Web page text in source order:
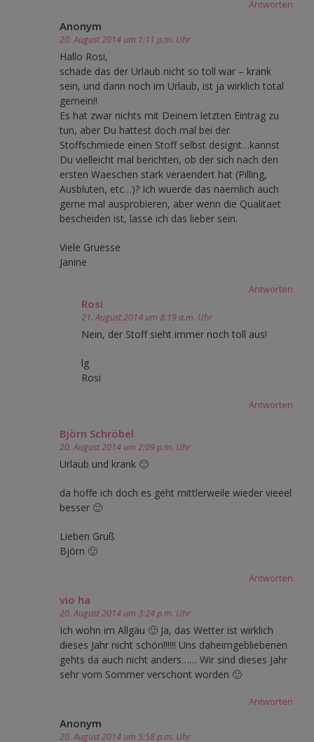
Antworten
Anonym
20. August 2014 um 1:11 p.m. Uhr
Hallo Rosi,
schade das der Urlaub nicht so toll war – krank
sein, und dann noch im Urlaub, ist ja wirklich total
gemein!!
Es hat zwar nichts mit Deinem letzten Eintrag zu
tun, aber Du hattest doch mal bei der
Stoffschmiede einen Stoff selbst designt…kannst
Du vielleicht mal berichten, ob der sich nach den
ersten Waeschen stark veraendert hat (Pilling,
Ausbluten, etc…)? Ich wuerde das naemlich auch
gerne mal ausprobieren, aber wenn die Qualitaet
bescheiden ist, lasse ich das lieber sein.
Viele Gruesse
Janine
Antworten
Rosi
21. August 2014 um 8:19 a.m. Uhr
Nein, der Stoff sieht immer noch toll aus!
lg
Rosi
Antworten
Björn Schröbel
20. August 2014 um 2:09 p.m. Uhr
Urlaub und krank 🙁
da hoffe ich doch es geht mittlerweile wieder vieeel
besser 🙂
Lieben Gruß
Björn 🙂
Antworten
vio ha
20. August 2014 um 3:24 p.m. Uhr
Ich wohn im Allgäu 🙂 Ja, das Wetter ist wirklich
dieses Jahr nicht schön!!!!!! Uns daheimgebliebenen
gehts da auch nicht anders…… Wir sind dieses Jahr
sehr vom Sommer verschont worden 🙁
Antworten
Anonym
20. August 2014 um 5:58 p.m. Uhr